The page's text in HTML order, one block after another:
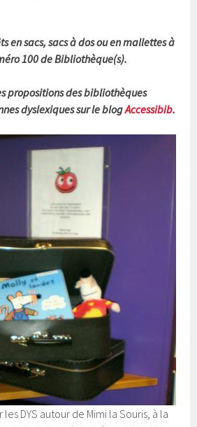
en sacs, sacs à dos ou en mallettes à
100 de Bibliothèque(s).
propositions des bibliothèques
dyslexiques sur le blogAccessibib.
DYS autour de Mimi la Souris, à la